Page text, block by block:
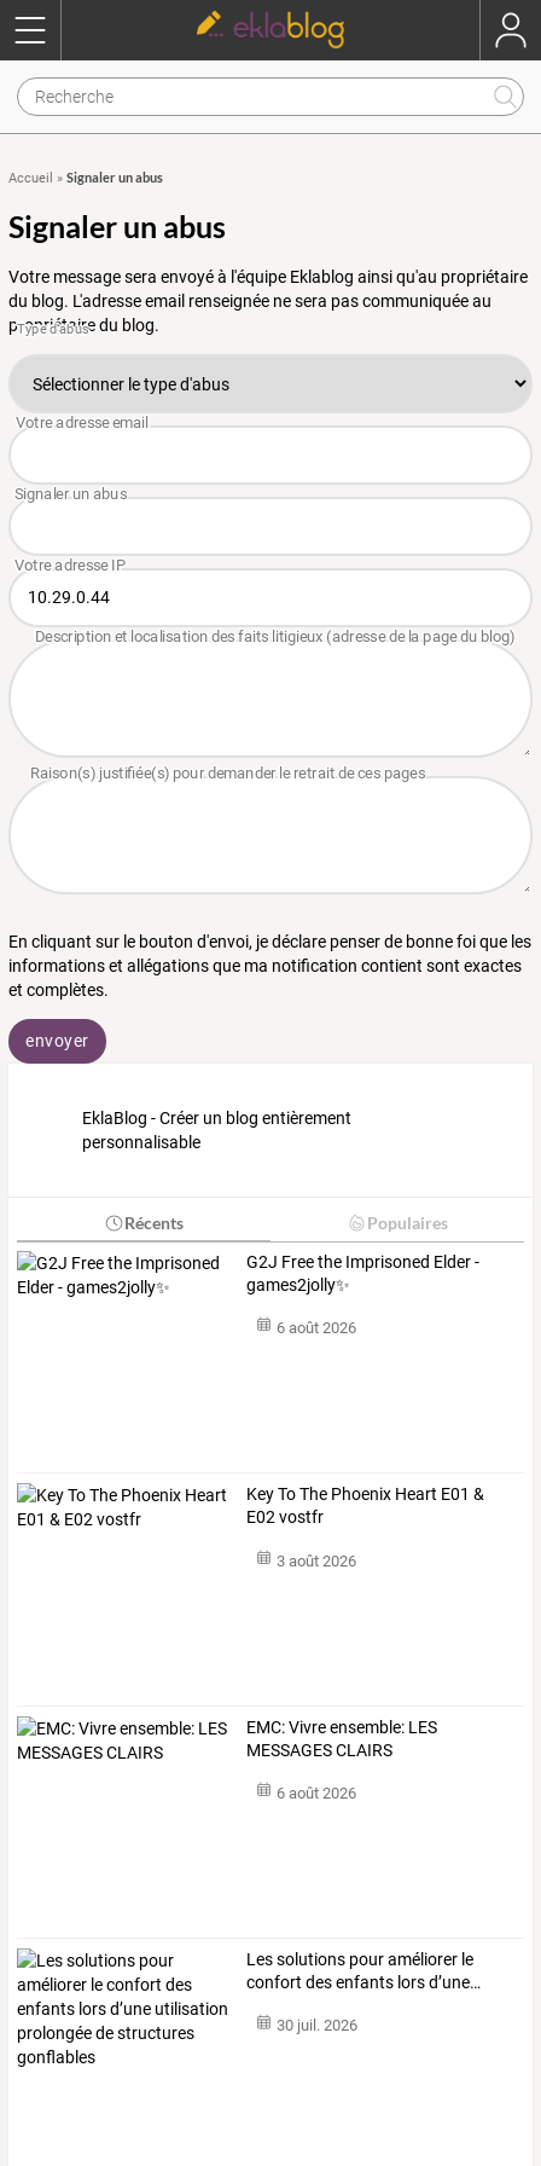
Accueil » Signaler un abus
Signaler un abus
Votre message sera envoyé à l'équipe Eklablog ainsi qu'au propriétaire
du blog. L'adresse email renseignée ne sera pas communiquée au
propriétaire du blog.
En cliquant sur le bouton d'envoi, je déclare penser de bonne foi que les
informations et allégations que ma notification contient sont exactes
et complètes.
envoyer
EklaBlog - Créer un blog entièrement
personnalisable
Récents Populaires
G2J Free the Imprisoned Elder -
games2jolly✨
6 août 2026
Key To The Phoenix Heart E01 &
E02 vostfr
3 août 2026
EMC: Vivre ensemble: LES
MESSAGES CLAIRS
6 août 2026
Lessolutions pouraméliorer le
confort desenfants lorsd’une…
30 juil. 2026